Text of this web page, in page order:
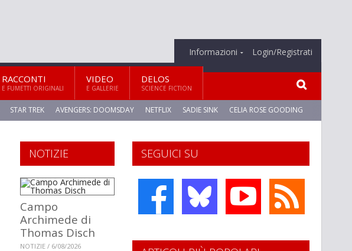
Informazioni Login/Registrati
RACCONTI
E FUMETTI ORIGINALI
VIDEO
E GALLERIE
DELOS
SCIENCE FICTION
STAR TREK AVENGERS: DOOMSDAY NETFLIX SADIE SINK CELIA ROSE GOODING
SEGUICI SU
NOTIZIE
Campo
Archimede di
Thomas Disch
NOTIZIE / 6/08/2026